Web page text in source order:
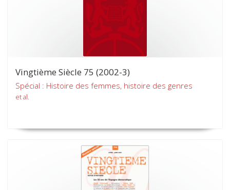
Vingtième Siècle 75 (2002-3)
Spécial : Histoire des femmes, histoire des genres
et al.